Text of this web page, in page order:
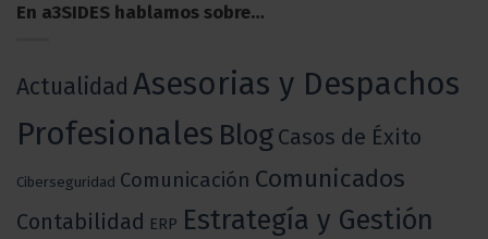
En a3SIDES hablamos sobre…
Actualidad Asesorias y Despachos
Profesionales Blog Casos de Éxito
Ciberseguridad Comunicación Comunicados
Contabilidad ERP Estrategía y Gestión